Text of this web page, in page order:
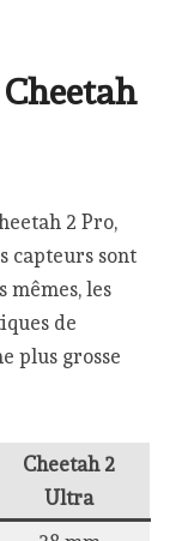
2 Pro,
capteurs sont
mêmes, les
de
plus grosse
Cheetah 2
Ultra